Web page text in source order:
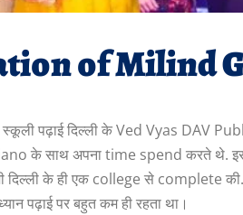
of Milind
पढ़ाई दिल्ली के Ved Vyas DAV
के साथ अपना time spend करते थे.
के ही एक college से complete की.
पढ़ाई पर बहुत कम ही रहता था।